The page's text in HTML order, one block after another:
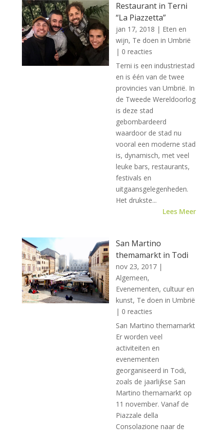
Restaurant in Terni
“La Piazzetta”
jan 17, 2018 | Eten en
wijn, Te doen in Umbrië
| 0 reacties
Terni is een industriestad
en is één van de twee
provincies van Umbrië. In
de Tweede Wereldoorlog
is deze stad
gebombardeerd
waardoor de stad nu
vooral een moderne stad
is, dynamisch, met veel
leuke bars, restaurants,
festivals en
uitgaansgelegenheden.
Het drukste...
Lees Meer
San Martino
themamarkt in Todi
nov 23, 2017 |
Algemeen,
Evenementen, cultuur en
kunst, Te doen in Umbrië
| 0 reacties
San Martino themamarkt
Er worden veel
activiteiten en
evenementen
georganiseerd in Todi,
zoals de jaarlijkse San
Martino themamarkt op
11 november. Vanaf de
Piazzale della
Consolazione naar de